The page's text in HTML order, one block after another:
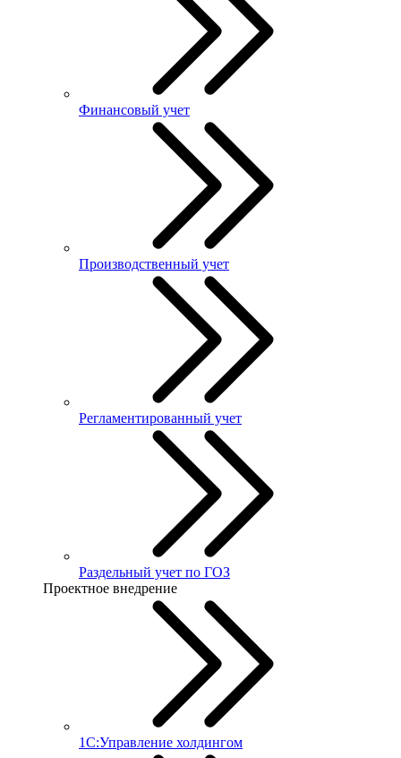
Финансовый учет
Производственный учет
Регламентированный учет
Раздельный учет по ГОЗ
Проектное внедрение
1С:Управление холдингом